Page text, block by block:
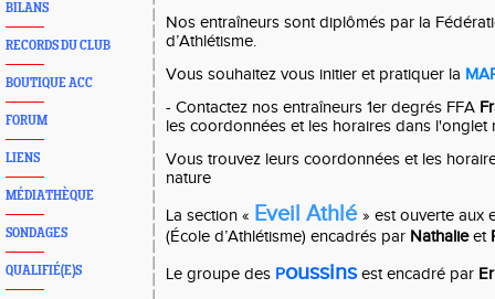
BILANS
RECORDS DU CLUB
BOUTIQUE ACC
FORUM
LIENS
MÉDIATHÈQUE
SONDAGES
QUALIFIÉ(E)S
Nos entraîneurs sont diplômés par la
d’Athlétisme.
Vous souhaitez vous initier et pratiquer la
- Contactez nos entraîneurs 1er degrés FFA
les coordonnées et les horaires dans l'onglet
Vous trouvez leurs coordonnées et les
nature
La section « Eveil Athlé » est ouverte aux
(École d’Athlétisme) encadrés par Nathalieet
Le groupe des Poussins est encadré par